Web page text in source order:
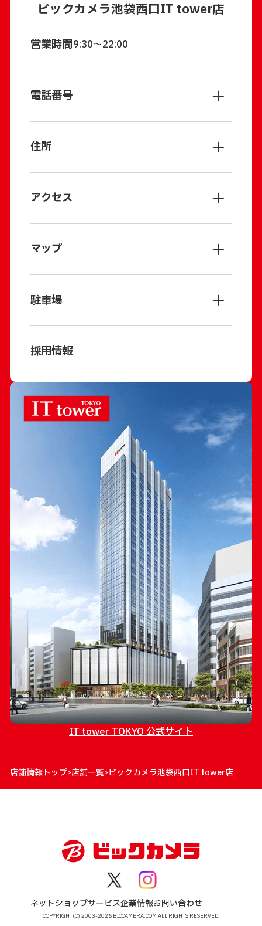
ビックカメラ池袋西口IT tower店
営業時間9:30～22:00
電話番号
03-5951-1111（9:30～22:00）
▼ 長期保証出張修理受付窓口
0570-00-1991（9:00～19:00）
長期保証出張修理専用web受付フォームはこち
らから
▼ ビックカメラ配送窓口
▼ ポイントサービスセンター
050-3146-7031（10:00～21:00）
住所
東京都豊島区西池袋3-28-13
アクセス
クセスできます。
線）、東武東上線、西武池袋線の8路線が地下
越しいただけます。
また、東武百貨店、西武百貨店、ルミネ、パル
路で直結しています。
マップ
Googleマップ
駐車場
・東京芸術劇場駐車場
※2輪車は対象外となります。
お買い上げ金額
無料サービス時
間
5,000円以上
10,000円以上
50,000円以上
採用情報
IT tower TOKYO 公式サイト
店舗情報トップ>店舗一覧>ビックカメラ池袋西口IT tower店
ネットショップサービス企業情報お問い合わせ
COPYRIGHT(C) 2003-2026 BICCAMERA.COM ALL RIGHTS RESERVED.